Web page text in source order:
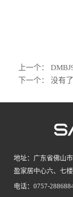
上一个：
下一个： 没有了
地址：广东省佛山
盈家居中心六、七楼
电话：0757-